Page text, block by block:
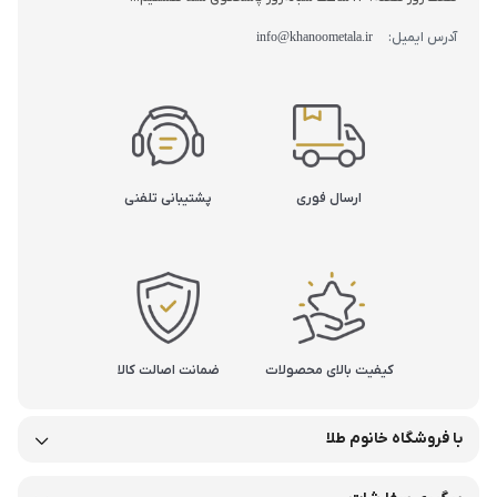
آدرس ایمیل: info@khanoometala.ir
ارسال فوری پشتیبانی تلفنی
کیفیت بالای محصولات ضمانت اصالت کالا
با فروشگاه خانوم طلا